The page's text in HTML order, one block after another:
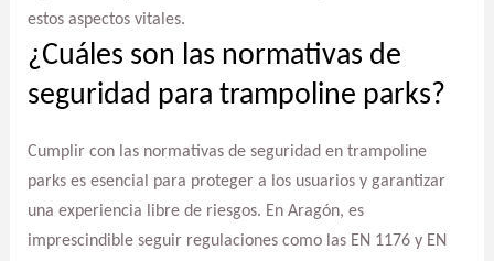
estos aspectos vitales.
¿Cuáles son las normativas de
seguridad para trampoline parks?
Cumplir con las normativas de seguridad en trampoline
parks es esencial para proteger a los usuarios y garantizar
una experiencia libre de riesgos. En Aragón, es
imprescindible seguir regulaciones como las EN 1176 y EN